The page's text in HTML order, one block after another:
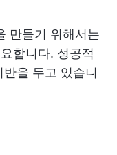
만들기 위해서는
합니다. 성공적
을 두고 있습니